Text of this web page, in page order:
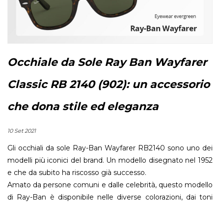
Occhiale da Sole Ray Ban Wayfarer
Classic RB 2140 (902): un accessorio
che dona stile ed eleganza
10 Set 2021
Gli occhiali da sole Ray-Ban Wayfarer RB2140 sono uno dei
modelli più iconici del brand. Un modello disegnato nel 1952
e che da subito ha riscosso già successo.
Amato da persone comuni e dalle celebrità, questo modello
di Ray-Ban è disponibile nelle diverse colorazioni, dai toni